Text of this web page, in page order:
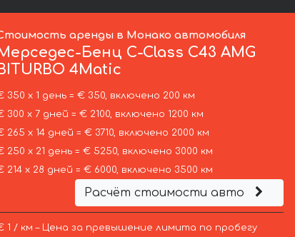
аренды в Монако автомобиля
Бенц C-Class C43 AMG
4Matic
350 х 1 день = € 350, включено 200 км
300 х 7 дней = € 2100, включено 1200 км
265 х 14 дней = € 3710, включено 2000 км
250 х 21 день = € 5250, включено 3000 км
214 х 28 дней = € 6000, включено 3500 км
Расчёт стоимости авто
1 / км – Цена за превышение лимита по пробегу